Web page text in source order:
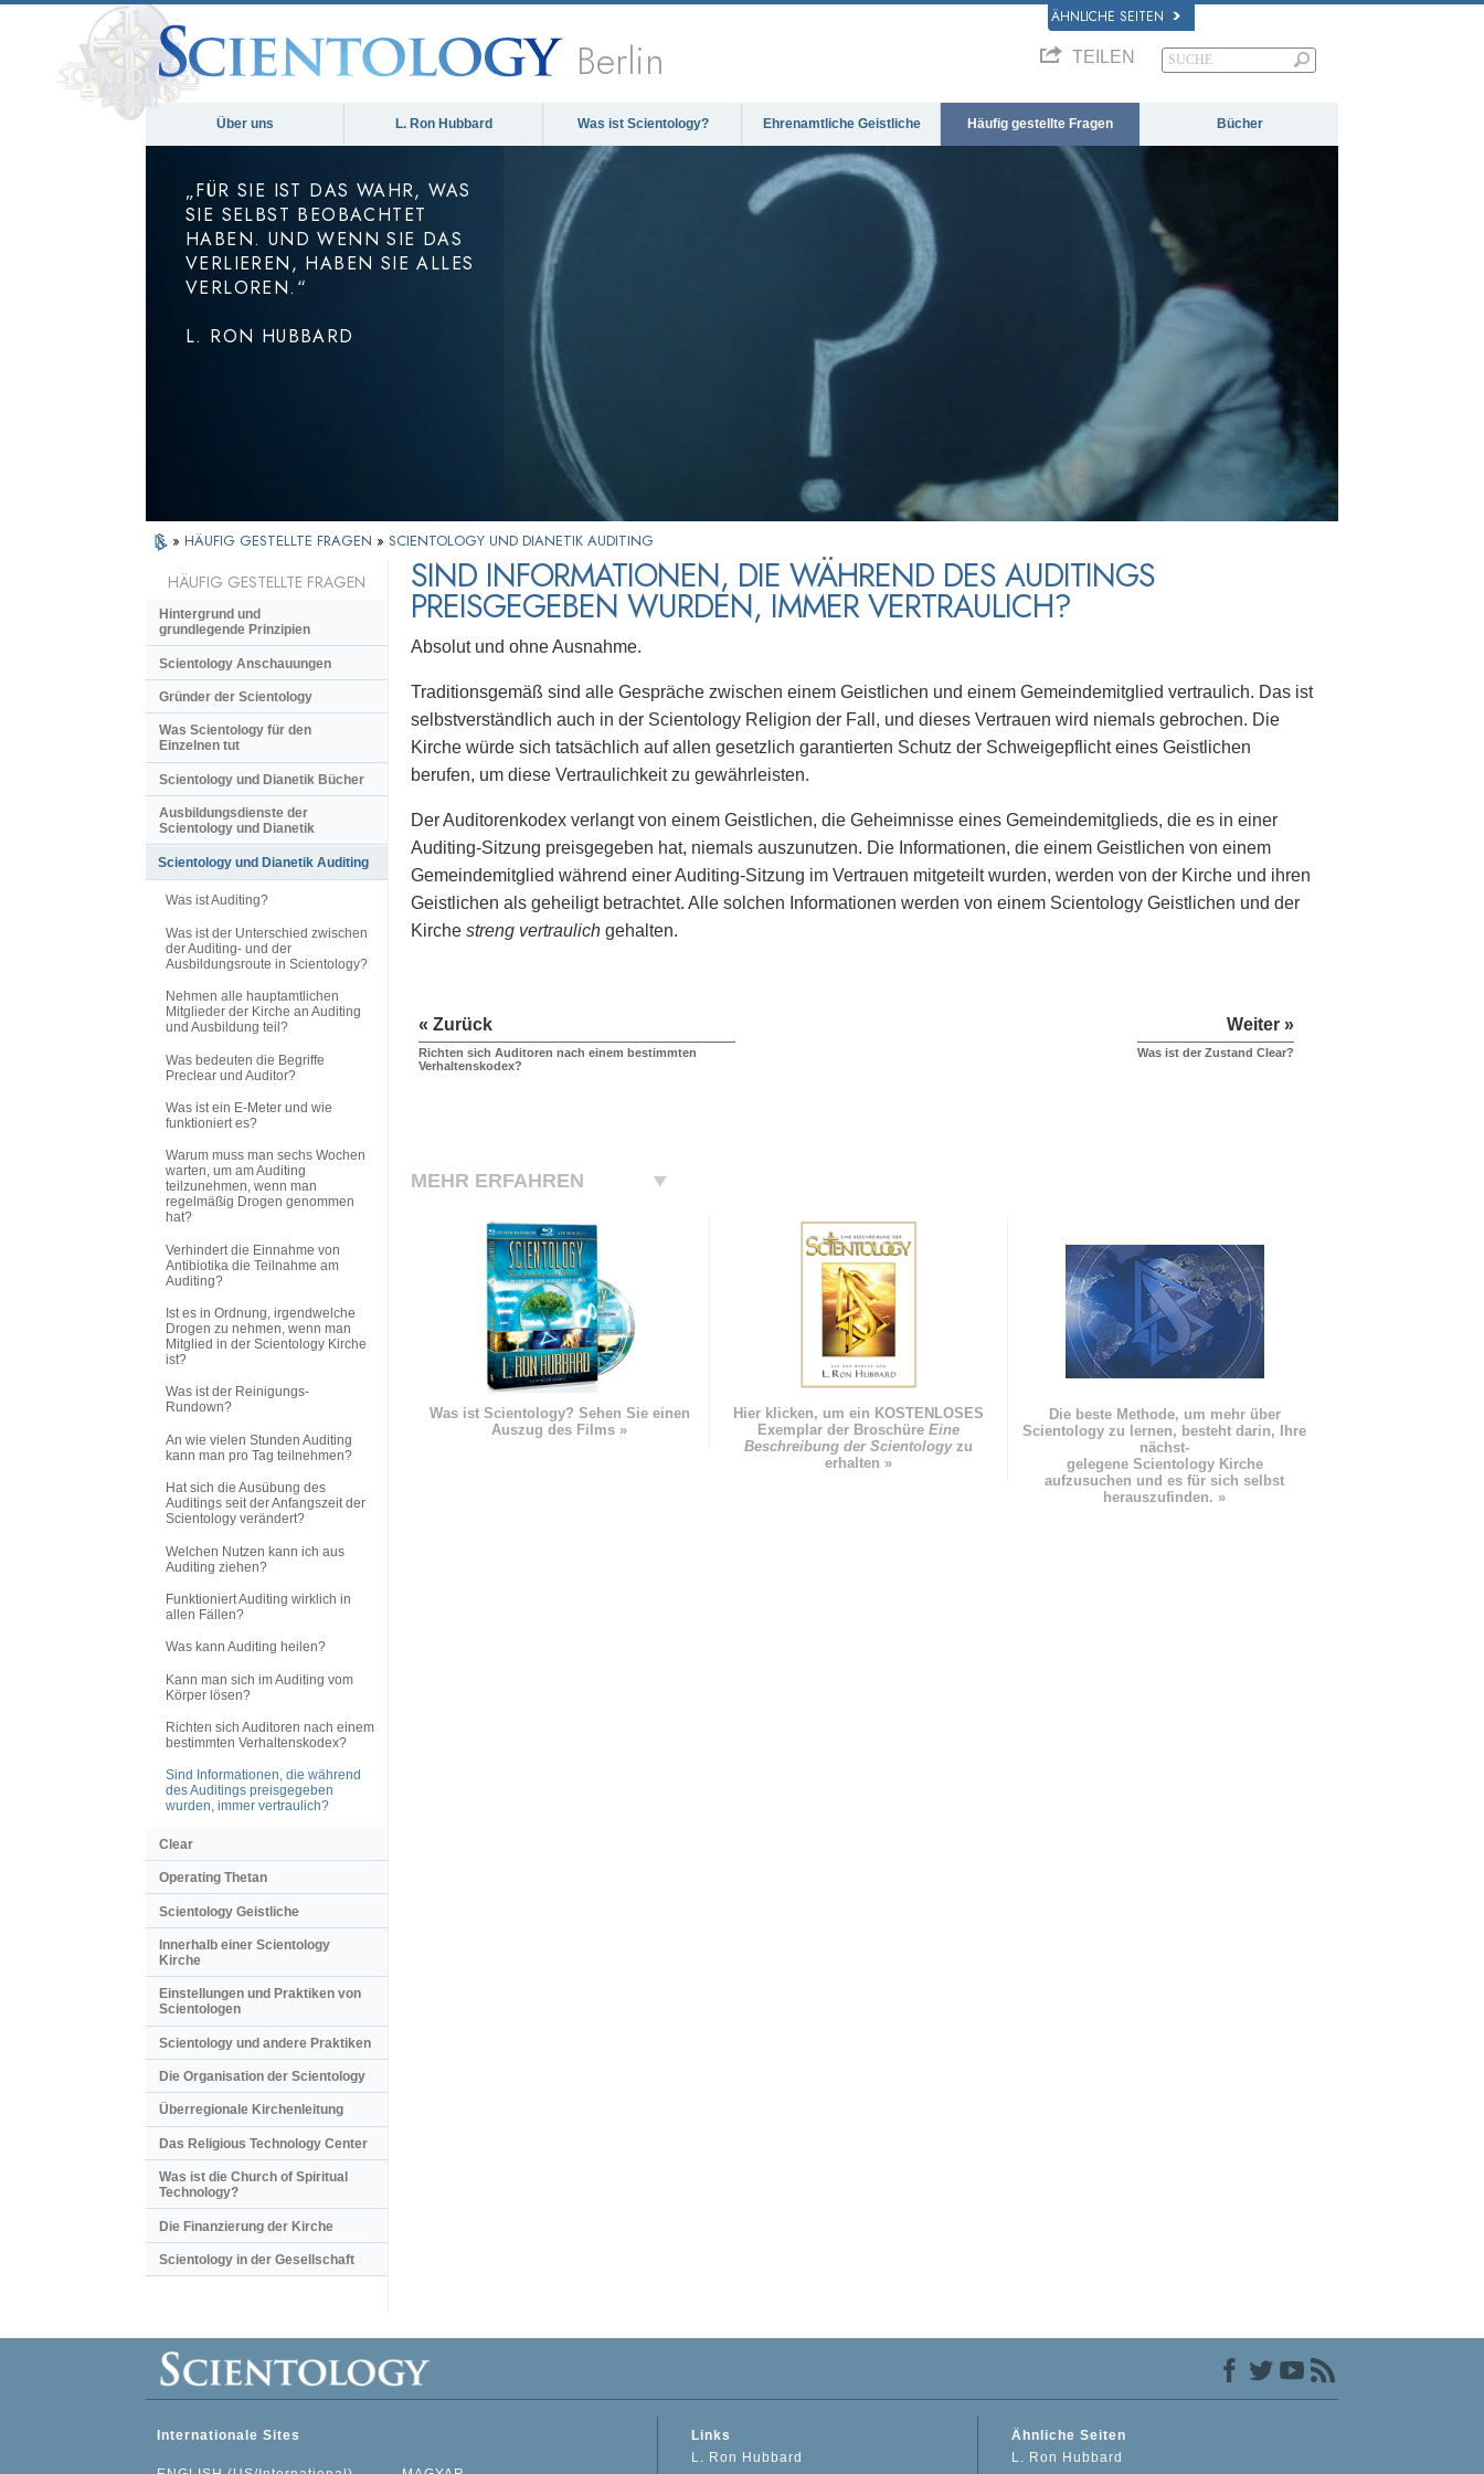
ÄHNLICHE SEITEN
Berlin TEILEN
Über uns L. Ron Hubbard Was ist Scientology? Ehrenamtliche Geistliche Häufig gestellte Fragen Bücher
„FÜR SIE IST DAS WAHR, WAS
SIE SELBST BEOBACHTET
HABEN. UND WENN SIE DAS
VERLIEREN, HABEN SIE ALLES
VERLOREN.“
L. RON HUBBARD
» HÄUFIG GESTELLTE FRAGEN » SCIENTOLOGY UND DIANETIK AUDITING
SIND INFORMATIONEN, DIE WÄHREND DES AUDITINGS
PREISGEGEBEN WURDEN, IMMER VERTRAULICH?
Absolut und ohne Ausnahme.
Traditionsgemäß sind alle Gespräche zwischen einem Geistlichen und einem Gemeindemitglied vertraulich. Das ist
selbstverständlich auch in der Scientology Religion der Fall, und dieses Vertrauen wird niemals gebrochen. Die
Kirche würde sich tatsächlich auf allen gesetzlich garantierten Schutz der Schweigepflicht eines Geistlichen
berufen, um diese Vertraulichkeit zu gewährleisten.
Der Auditorenkodex verlangt von einem Geistlichen, die Geheimnisse eines Gemeindemitglieds, die es in einer
Auditing-Sitzung preisgegeben hat, niemals auszunutzen. Die Informationen, die einem Geistlichen von einem
Gemeindemitglied während einer Auditing-Sitzung im Vertrauen mitgeteilt wurden, werden von der Kirche und ihren
Geistlichen als geheiligt betrachtet. Alle solchen Informationen werden von einem Scientology Geistlichen und der
Kirche streng vertraulich gehalten.
« Zurück
Richten sich Auditoren nach einem bestimmten
Verhaltenskodex?
Weiter »
Was ist der Zustand Clear?
MEHR ERFAHREN
Was ist Scientology? Sehen Sie einen
Auszug des Films »
Hier klicken, um ein KOSTENLOSES
Exemplar der Broschüre Eine
Beschreibung der Scientologyzu
erhalten »
Die beste Methode, um mehr über
Scientology zu lernen, besteht darin, Ihre
nächst-
gelegene Scientology Kirche
aufzusuchen und es für sich selbst
herauszufinden. »
HÄUFIG GESTELLTE FRAGEN
Hintergrund und
grundlegende Prinzipien
Scientology Anschauungen
Gründer der Scientology
Was Scientology für den
Einzelnen tut
Scientology und Dianetik Bücher
Ausbildungsdienste der
Scientology und Dianetik
Scientology und Dianetik Auditing
Was ist Auditing?
Was ist der Unterschied zwischen
der Auditing- und der
Ausbildungsroute in Scientology?
Nehmen alle hauptamtlichen
Mitglieder der Kirche an Auditing
und Ausbildung teil?
Was bedeuten die Begriffe
Preclear und Auditor?
Was ist ein E-Meter und wie
funktioniert es?
Warum muss man sechs Wochen
warten, um am Auditing
teilzunehmen, wenn man
regelmäßig Drogen genommen
hat?
Verhindert die Einnahme von
Antibiotika die Teilnahme am
Auditing?
Ist es in Ordnung, irgendwelche
Drogen zu nehmen, wenn man
Mitglied in der Scientology Kirche
ist?
Was ist der Reinigungs-
Rundown?
An wie vielen Stunden Auditing
kann man pro Tag teilnehmen?
Hat sich die Ausübung des
Auditings seit der Anfangszeit der
Scientology verändert?
Welchen Nutzen kann ich aus
Auditing ziehen?
Funktioniert Auditing wirklich in
allen Fällen?
Was kann Auditing heilen?
Kann man sich im Auditing vom
Körper lösen?
Richten sich Auditoren nach einem
bestimmten Verhaltenskodex?
Sind Informationen, die während
des Auditings preisgegeben
wurden, immer vertraulich?
Clear
Operating Thetan
Scientology Geistliche
Innerhalb einer Scientology
Kirche
Einstellungen und Praktiken von
Scientologen
Scientology und andere Praktiken
Die Organisation der Scientology
Überregionale Kirchenleitung
Das Religious Technology Center
Was ist die Church of Spiritual
Technology?
Die Finanzierung der Kirche
Scientology in der Gesellschaft
Internationale Sites
Links
L. Ron Hubbard
Ähnliche Seiten
L. Ron Hubbard